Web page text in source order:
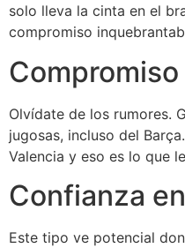
solo lleva la cinta en el
compromiso
Olvídate de los rumores.
jugosas, incluso del
Valencia y eso es lo que
Confianza
Este tipo ve potencial